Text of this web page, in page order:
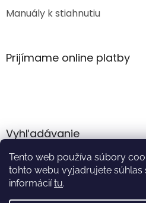
Tento web používa súbory
tohto webu vyjadrujete súhlas
informáciítu.
Manuály k stiahnutiu
Prijímame online platby
Vyhľadávanie